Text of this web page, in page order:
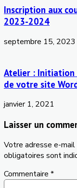
Inscription aux
2023-2024
septembre 15, 2023
Atelier : Initiation
de votre site
janvier 1, 2021
Laisser un
Votre adresse e-mail
obligatoires sont
Commentaire *